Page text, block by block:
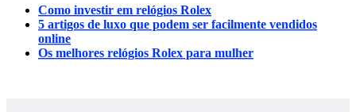
Como investir em relógios Rolex
5 artigos de luxo que podem ser facilmente vendidos
online
Os melhores relógios Rolex para mulher